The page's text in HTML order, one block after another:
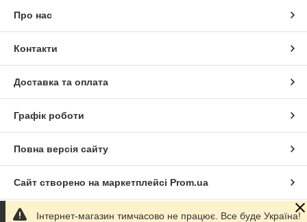
Про нас
Контакти
Доставка та оплата
Графік роботи
Повна версія сайту
Сайт створено на маркетплейсі Prom.ua
Політика конфіденційності
Інтернет-магазин тимчасово не працює. Все буде Україна!